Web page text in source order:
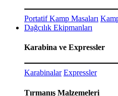
Portatif Kamp Masaları
Dağcılık Ekipmanları
Karabina ve Expressler
Karabinalar Expressler
Tırmanış Malzemeleri